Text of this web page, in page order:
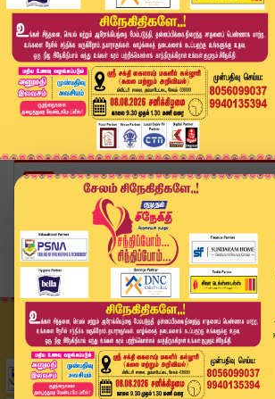
Home
வீடியோ ஸ்டோரி
ஜல்லி கற்கள் ஏற்றிச் சென்ற சரக்கு ரயில்